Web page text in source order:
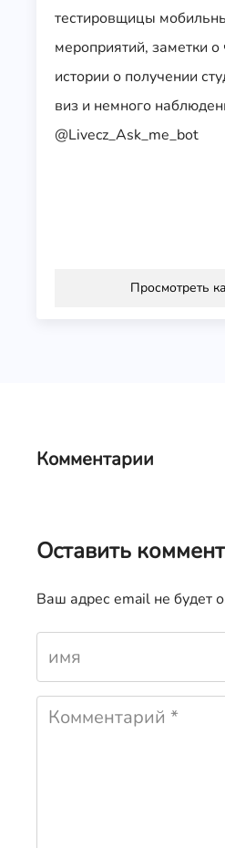
тестировщицы
мероприятий, заметки
истории о получении
виз и немного
@Livecz_Ask_me_bot
Просмотреть
Комментарии
Оставить
Ваш адрес email не будет